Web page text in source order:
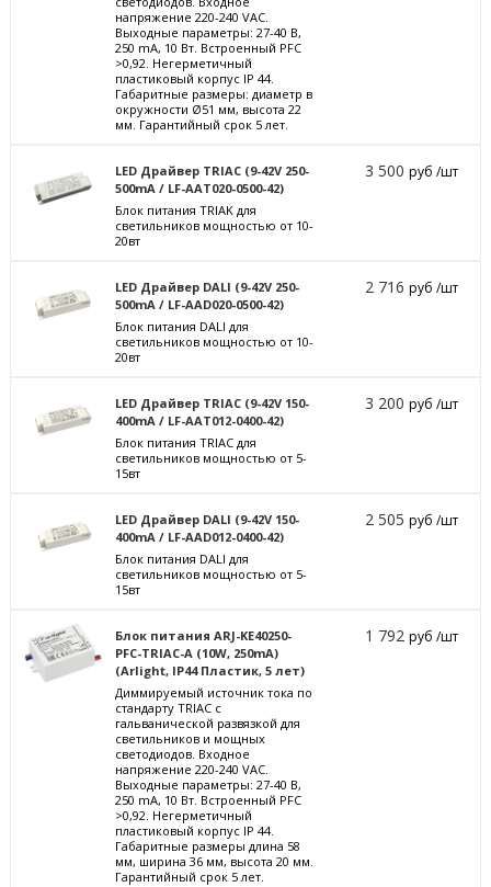
напряжение 220-240 VAC.
Выходные параметры: 27-40 В,
250 mА, 10 Вт. Встроенный PFC
>0,92. Негерметичный
пластиковый корпус IP 44.
Габаритные размеры: диаметр в
окружности Ø51 мм, высота 22
мм. Гарантийный срок 5 лет.
LED Драйвер TRIAC (9-42V 250-
500mA / LF-AAT020-0500-42)
Блок питания TRIAK для
светильников мощностью от 10-
20вт
3 500руб /шт
LED Драйвер DALI (9-42V 250-
500mA / LF-AAD020-0500-42)
Блок питания DALI для
светильников мощностью от 10-
20вт
2 716руб /шт
LED Драйвер TRIAC (9-42V 150-
400mA / LF-AAT012-0400-42)
Блок питания TRIAC для
светильников мощностью от 5-
15вт
3 200руб /шт
LED Драйвер DALI (9-42V 150-
400mA / LF-AAD012-0400-42)
Блок питания DALI для
светильников мощностью от 5-
15вт
2 505руб /шт
Блок питания ARJ-KE40250-
PFC-TRIAC-A (10W, 250mA)
(Arlight, IP44 Пластик, 5 лет)
Диммируемый источник тока по
стандарту TRIAC с
гальванической развязкой для
светильников и мощных
светодиодов. Входное
напряжение 220-240 VAC.
Выходные параметры: 27-40 В,
250 mА, 10 Вт. Встроенный PFC
>0,92. Негерметичный
пластиковый корпус IP 44.
Габаритные размеры длина 58
мм, ширина 36 мм, высота 20 мм.
Гарантийный срок 5 лет.
1 792руб /шт